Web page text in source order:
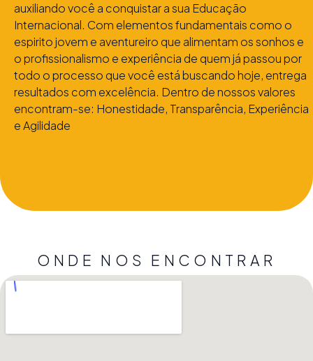
auxiliando você a conquistar a sua Educação
Internacional. Com elementos fundamentais como o
espirito jovem e aventureiro que alimentam os sonhos e
o profissionalismo e experiência de quem já passou por
todo o processo que você está buscando hoje, entrega
resultados com excelência. Dentro de nossos valores
encontram-se: Honestidade, Transparência, Experiência
e Agilidade
ONDE NOS ENCONTRAR